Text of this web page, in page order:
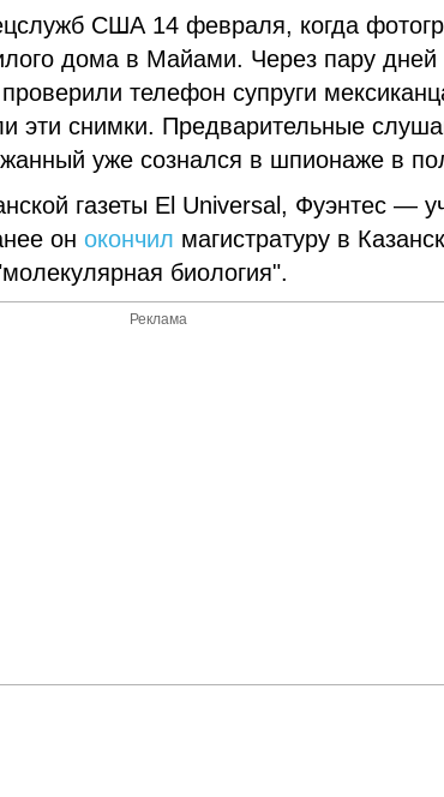
США 14 февраля, когда
дома в Майами. Через пару
телефон супруги
эти снимки. Предварительные
уже сознался в шпионаже в
газеты El Universal, Фуэнтес —
онокончил магистратуру в
биология".
Реклама